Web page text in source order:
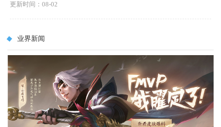
更新时间：08-02
业界新闻